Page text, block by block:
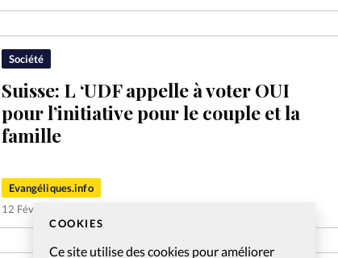
COOKIES
Ce site utilise des cookies pour améliorer
Société
Suisse: L ‘UDF appelle à voter OUI
pour l’initiative pour le couple et la
famille
Evangéliques.info
12 Fév 2016